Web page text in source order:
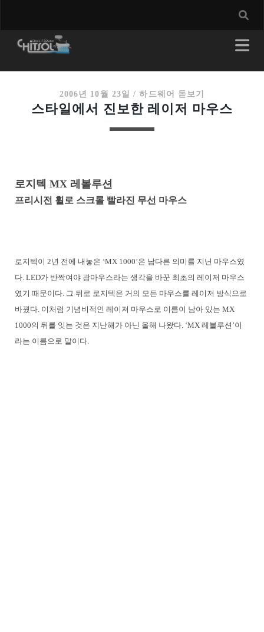
2006년 10월 23일 /하드웨어 돋보기
스타일에서 진보한 레이저 마우스
로지텍 MX 레볼루션
프리시전 휠로 스크롤 빨라진 무선 마우스
로지텍이 2년 전에 내놓은 ‘MX 1000’은 남다른 의미를 지닌 마우스였
다. LED가 반짝여야 광마우스라는 생각을 바꾼 최초의 레이저 마우스
였기 때문이다. 그 뒤로 로지텍은 거의 모든 마우스를 레이저 방식으로
바꿨다. 이처럼 기념비적인 레이저 마우스로 이름이 남아 있는 MX
1000의 뒤를 잇는 것은 지난해가 아닌 올해 나왔다. ‘MX 레볼루션’이
라는 이름으로 말이다.